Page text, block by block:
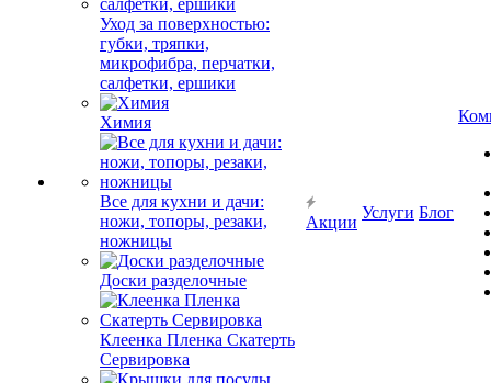
Уход за поверхностью:
губки, тряпки,
микрофибра, перчатки,
салфетки, ершики
Химия
Все для кухни и дачи:
ножи, топоры, резаки,
ножницы
Доски разделочные
Клеенка Пленка Скатерть
Сервировка
Акции
Услуги Блог